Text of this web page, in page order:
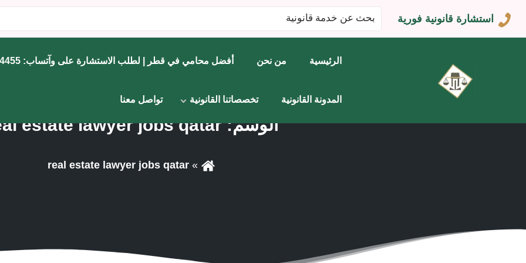
استشارة قانونية فورية
البحث
عن:
الرئيسية من نحن أفضل محامي في قطر | لطلب الاستشارة على وآتساب: 71734455
المدونة القانونية تخصصاتنا القانونية تواصل معنا
الوسم:estate lawyer jobs qatar
real estate lawyer jobs qatar